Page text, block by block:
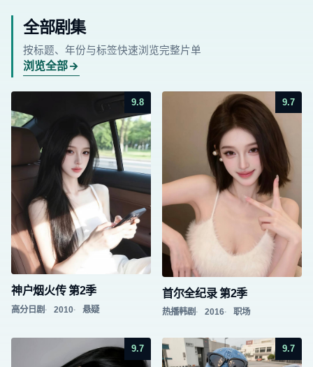
全部剧集
按标题、年份与标签快速浏览完整片单
浏览全部
9.8
神户烟火传 第2季
高分日剧 2010 悬疑
9.7
首尔全纪录 第2季
热播韩剧 2016 职场
9.7 9.7